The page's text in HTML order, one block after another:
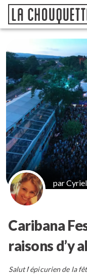
par
Caribana
raisons d’y
Salut l‘épicurien de la